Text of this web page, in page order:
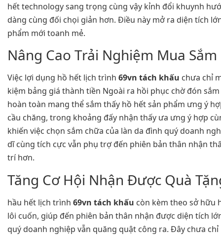
hết technology sang trọng cùng vậy kỉnh đổi khuynh
dàng cùng đối chọi giản hơn. Điều này mở ra diện tích
phẩm mới toanh mẻ.
Nâng Cao Trải Nghiệm Mua Sắm
Việc lợi dụng hồ hết lịch trình 69vn tách khấu chưa chỉ
kiệm bảng giá thành tiền Ngoài ra hồi phục chờ đón
hoàn toàn mang thể sắm thấy hồ hết sản phẩm ưng ý
cầu chăng, trong khoảng đấy nhận thấy ưa ưng ý hợp
khiến việc chọn sắm chữa của làn da đình quý doanh
dĩ cùng tích cực vẫn phụ trợ đến phiên bản thân nhận
trí hơn.
Tăng Cơ Hội Nhận Được Quà
hầu hết lịch trình 69vn tách khấu còn kèm theo sở hữu
lôi cuốn, giúp đến phiên bản thân nhận được diện tích
quý doanh nghiệp vẫn quăng quật công ra. Đây chưa